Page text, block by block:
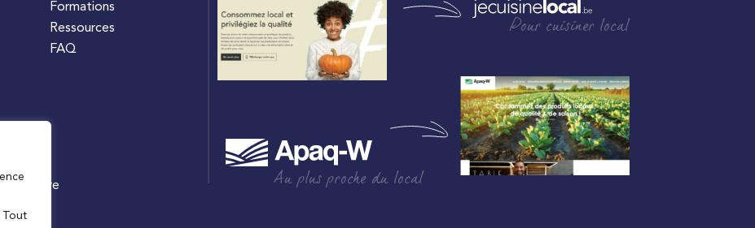
Tout
Formations
Ressources
FAQ
Pour cuisiner local
Au plus proche du local